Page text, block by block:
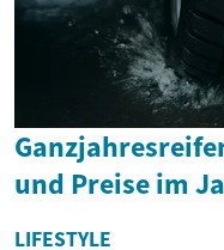
und Preise im
LIFESTYLE